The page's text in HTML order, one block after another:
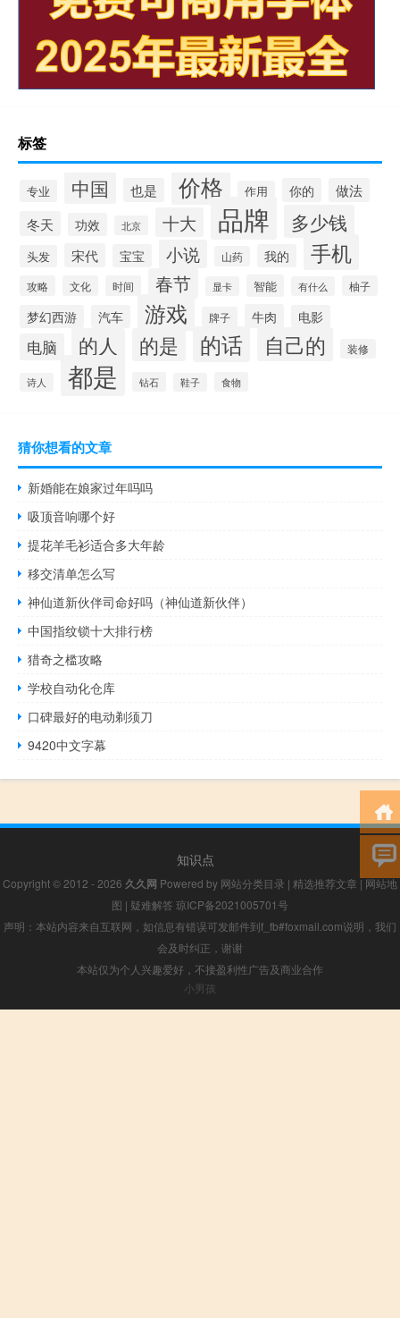
标签
专业 中国 也是 价格 作用 你的 做法
冬天 功效 北京 十大 品牌 多少钱
头发 宋代 宝宝 小说 山药 我的 手机
攻略 文化 时间 春节 显卡 智能 有什么 柚子
梦幻西游 汽车 游戏 牌子 牛肉 电影
电脑 的人 的是 的话 自己的 装修
诗人 都是 钻石 鞋子 食物
猜你想看的文章
新婚能在娘家过年吗吗
吸顶音响哪个好
提花羊毛衫适合多大年龄
移交清单怎么写
神仙道新伙伴司命好吗（神仙道新伙伴）
中国指纹锁十大排行榜
猎奇之槛攻略
学校自动化仓库
口碑最好的电动剃须刀
9420中文字幕
知识点
Copyright © 2012 - 2026 久久网 Powered by 网站分类目录 | 精选推荐文章 |网站地
图 | 疑难解答 琼ICP备2021005701号
声明：本站内容来自互联网，如信息有错误可发邮件到f_fb#foxmail.com说明，我们
会及时纠正，谢谢
本站仅为个人兴趣爱好，不接盈利性广告及商业合作
小男孩